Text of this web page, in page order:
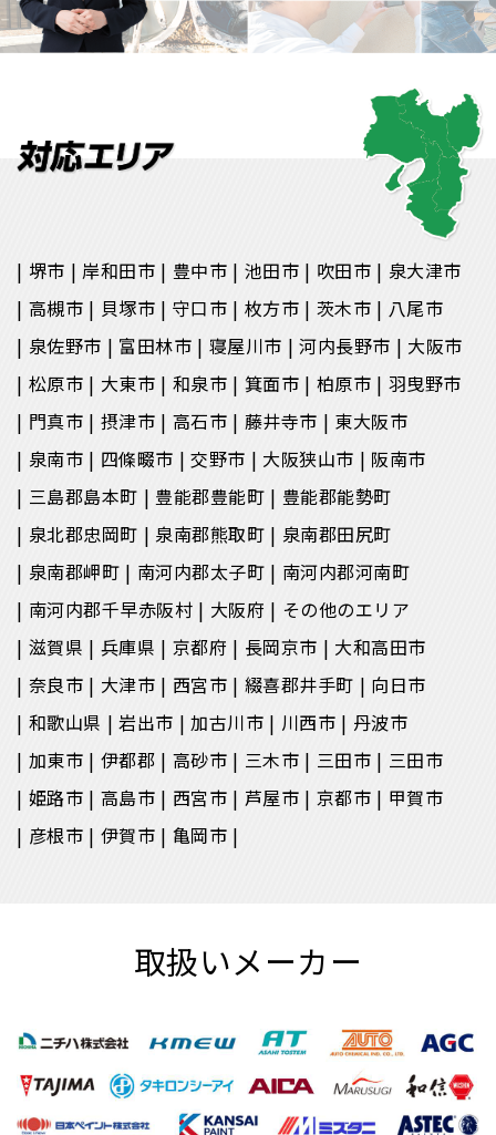
堺市 岸和田市 豊中市 池田市 吹田市
泉大津市
高槻市
貝塚市 守口市 枚方市 茨木市
八尾市
泉佐野市
富田林市 寝屋川市 河内長野市
大阪市
松原市
大東市 和泉市 箕面市 柏原市
羽曳野市
門真市
摂津市 高石市 藤井寺市
東大阪市
泉南市
四條畷市 交野市 大阪狭山市
阪南市
三島郡島本町
豊能郡豊能町
豊能郡能勢町
泉北郡忠岡町
泉南郡熊取町
泉南郡田尻町
泉南郡岬町
南河内郡太子町
南河内郡河南町
南河内郡千早赤阪村
大阪府
その他のエリア
滋賀県
兵庫県 京都府 長岡京市
大和高田市
奈良市
大津市 西宮市 綴喜郡井手町
向日市
和歌山県
岩出市 加古川市 川西市
丹波市
加東市
伊都郡 高砂市 三木市 三田市
三田市
姫路市
高島市 西宮市 芦屋市 京都市
甲賀市
彦根市
伊賀市 亀岡市
取扱いメーカー